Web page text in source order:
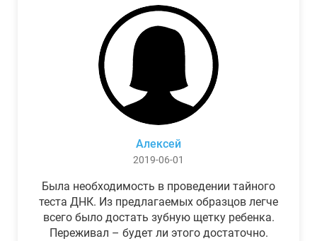
Алексей
2019-06-01
Была необходимость в проведении тайного
теста ДНК. Из предлагаемых образцов легче
всего было достать зубную щетку ребенка.
Переживал – будет ли этого достаточно.